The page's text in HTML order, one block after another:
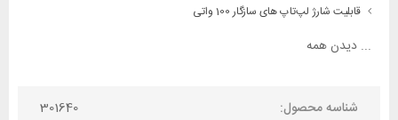
قابلیت شارژ لپ‌تاپ های سازگار 100 واتی
... دیدن همه
شناسه محصول: 301640